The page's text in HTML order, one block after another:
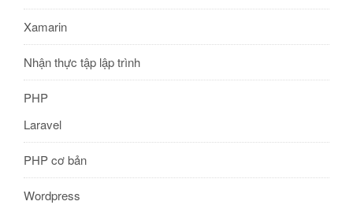
Xamarin
Nhận thực tập lập trình
PHP
Laravel
PHP cơ bản
Wordpress